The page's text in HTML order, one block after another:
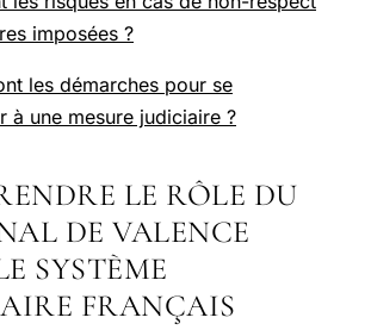
imposées ?
les démarches pour se
à une mesure judiciaire ?
LE RÔLE DU
DE VALENCE
SYSTÈME
FRANÇAIS